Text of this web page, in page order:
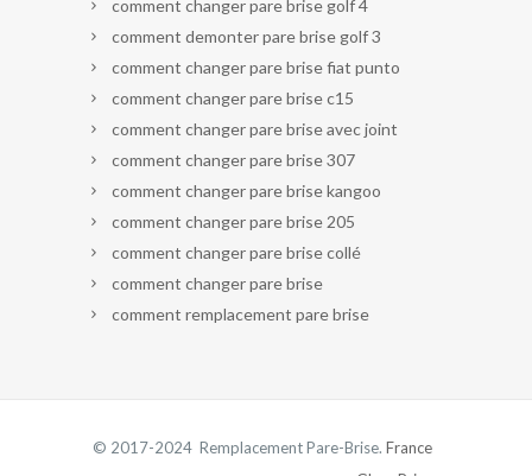
comment changer pare brise golf 4
comment demonter pare brise golf 3
comment changer pare brise fiat punto
comment changer pare brise c15
comment changer pare brise avec joint
comment changer pare brise 307
comment changer pare brise kangoo
comment changer pare brise 205
comment changer pare brise collé
comment changer pare brise
comment remplacement pare brise
© 2017-2024 Remplacement Pare-Brise. France